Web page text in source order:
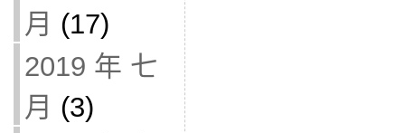
月 (17)
2019 年 七
月 (3)